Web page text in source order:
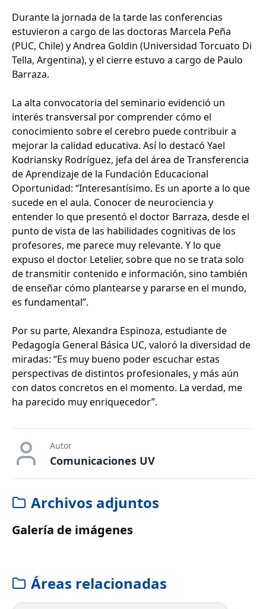
Durante la jornada de la tarde las conferencias
estuvieron a cargo de las doctoras Marcela Peña
(PUC, Chile) y Andrea Goldin (Universidad Torcuato Di
Tella, Argentina), y el cierre estuvo a cargo de Paulo
Barraza.
La alta convocatoria del seminario evidenció un
interés transversal por comprender cómo el
conocimiento sobre el cerebro puede contribuir a
mejorar la calidad educativa. Así lo destacó Yael
Kodriansky Rodríguez, jefa del área de Transferencia
de Aprendizaje de la Fundación Educacional
Oportunidad: “Interesantísimo. Es un aporte a lo que
sucede en el aula. Conocer de neurociencia y
entender lo que presentó el doctor Barraza, desde el
punto de vista de las habilidades cognitivas de los
profesores, me parece muy relevante. Y lo que
expuso el doctor Letelier, sobre que no se trata solo
de transmitir contenido e información, sino también
de enseñar cómo plantearse y pararse en el mundo,
es fundamental”.
Por su parte, Alexandra Espinoza, estudiante de
Pedagogía General Básica UC, valoró la diversidad de
miradas: “Es muy bueno poder escuchar estas
perspectivas de distintos profesionales, y más aún
con datos concretos en el momento. La verdad, me
ha parecido muy enriquecedor”.
Autor
Comunicaciones UV
Archivos adjuntos
Galería de imágenes
Áreas relacionadas